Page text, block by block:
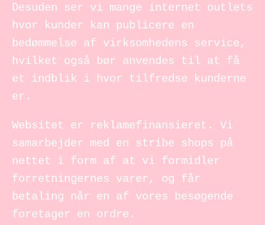
Desuden ser vi mange internet outlets
hvor kunder kan publicere en
bedømmelse af virksomhedens service,
hvilket også bør anvendes til at få
et indblik i hvor tilfredse kunderne
er.
Websitet er reklamefinansieret. Vi
samarbejder med en stribe shops på
nettet i form af at vi formidler
forretningernes varer, og får
betaling når en af vores besøgende
foretager en ordre.